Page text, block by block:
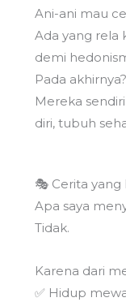
Ani-ani mau
Ada yang rela
demi
Pada akhirnya?
Mereka
diri, tubuh
🎭 Cerita
Apa saya
Tidak.
Karena dari
✅ Hidup